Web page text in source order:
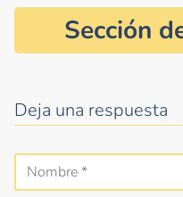
Sección
Deja una respuesta